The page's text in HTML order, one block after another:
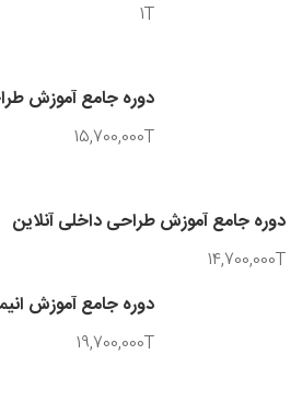
1T
دوره جامع آموزش
15,700,000T
دوره جامع آموزش طراحی داخلی آنلاین
14,700,000T
دوره جامع آموزش
19,700,000T